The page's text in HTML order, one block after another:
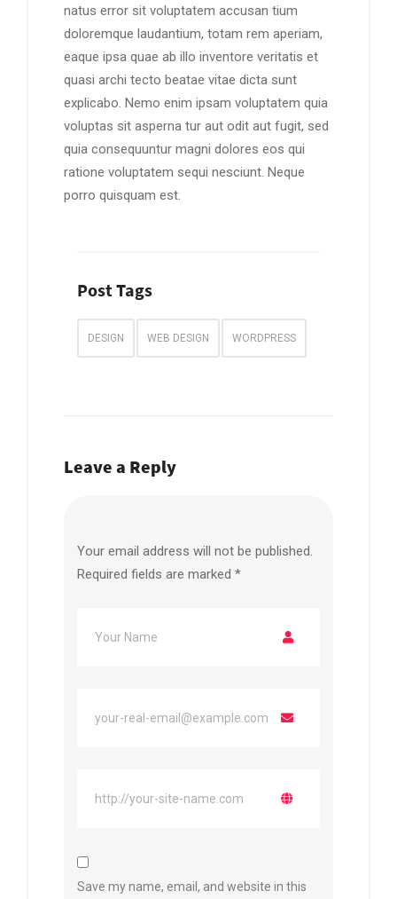
natus error sit voluptatem accusan tium
doloremque laudantium, totam rem aperiam,
eaque ipsa quae ab illo inventore veritatis et
quasi archi tecto beatae vitae dicta sunt
explicabo. Nemo enim ipsam voluptatem quia
voluptas sit asperna tur aut odit aut fugit, sed
quia consequuntur magni dolores eos qui
ratione voluptatem sequi nesciunt. Neque
porro quisquam est.
Post Tags
DESIGN WEB DESIGN WORDPRESS
Leave a Reply
Your email address will not be published.
Required fields are marked *
Save my name, email, and website in this